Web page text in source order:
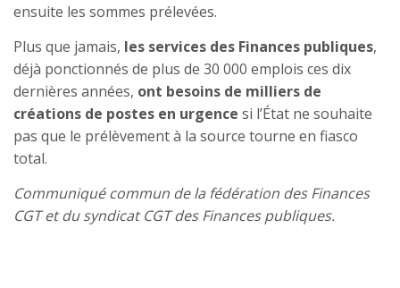
ensuite les sommes prélevées.
Plus que jamais, les services des Finances publiques,
déjà ponctionnés de plus de 30 000 emplois ces dix
dernières années, ont besoins de milliers de
créations de postes en urgence si l’État ne souhaite
pas que le prélèvement à la source tourne en fiasco
total.
Communiqué commun de la fédération des Finances
CGT et du syndicat CGT des Finances publiques.